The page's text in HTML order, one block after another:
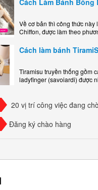
Về cơ bản thì công thức này
Chiffon, được làm theo
ngon, làm..
Cách làm bánh
Tiramisu truyền thống gồm
ladyfinger (savoiardi) được
20 vị trí công việc đang
Đăng ký chào hàng